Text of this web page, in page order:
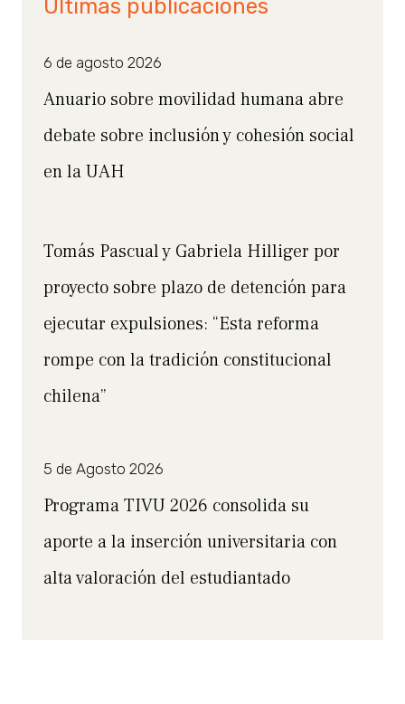
Últimas publicaciones
6 de agosto 2026
Anuario sobre movilidad humana abre
debate sobre inclusión y cohesión social
en la UAH
Tomás Pascual y Gabriela Hilliger por
proyecto sobre plazo de detención para
ejecutar expulsiones: “Esta reforma
rompe con la tradición constitucional
chilena”
5 de Agosto 2026
Programa TIVU 2026 consolida su
aporte a la inserción universitaria con
alta valoración del estudiantado